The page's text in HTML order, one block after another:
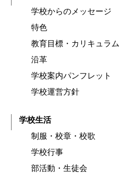
学校からのメッセージ
特色
教育目標・カリキュラム
沿革
学校案内パンフレット
学校運営方針
学校生活
制服・校章・校歌
学校行事
部活動・生徒会